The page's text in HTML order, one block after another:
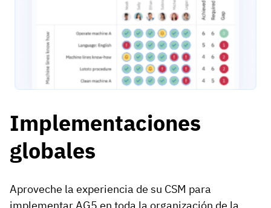
Implementaciones
globales
Aproveche la experiencia de su CSM para